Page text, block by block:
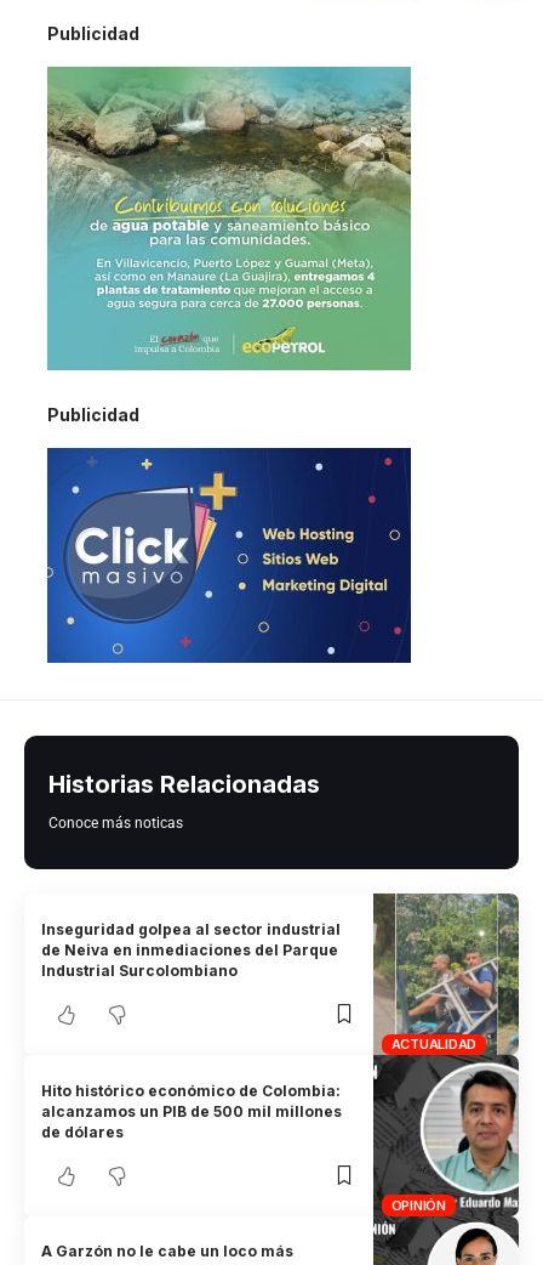
Publicidad
Publicidad
Historias Relacionadas
Conoce más noticas
ACTUALIDAD
Inseguridad golpea al sector industrial
de Neiva en inmediaciones del Parque
Industrial Surcolombiano
OPINIÓN
Hito histórico económico de Colombia:
alcanzamos un PIB de 500 mil millones
de dólares
A Garzón no le cabe un loco más